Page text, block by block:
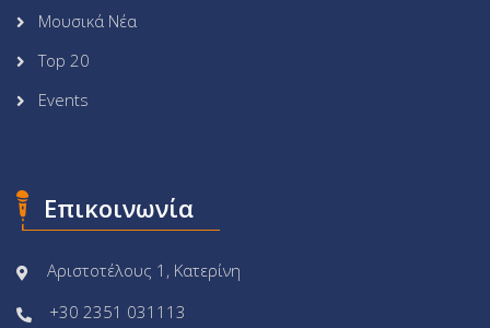
Μουσικά Νέα
Top 20
Events
Επικοινωνία
Αριστοτέλους 1, Κατερίνη
+30 2351 031113